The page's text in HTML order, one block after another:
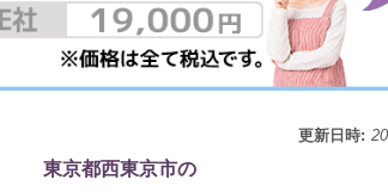
更新日時:
東京都西東京市の